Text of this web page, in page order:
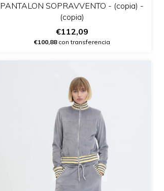
PANTALON SOPRAVVENTO - (copia) -
(copia)
€112,09
€100,88con transferencia